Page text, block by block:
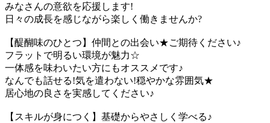
みなさんの意欲を応援します!
日々の成長を感じながら楽しく働きませんか?
【醍醐味のひとつ】仲間との出会い★ご期待ください♪
フラットで明るい環境が魅力☆
一体感を味わいたい方にもオススメです♪
なんでも話せる!気を遣わない!穏やかな雰囲気★
居心地の良さを実感してください♪
【スキルが身につく】基礎からやさしく学べる♪